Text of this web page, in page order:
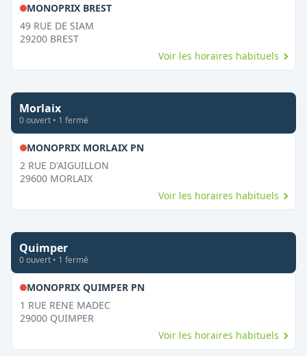
MONOPRIX BREST,
49 RUE DE SIAM
29200 BREST
Voir les horaires habituels
Morlaix
0ouvert • 1 fermé
MONOPRIX MORLAIX PN,
2 RUE D'AIGUILLON
29600 MORLAIX
Voir les horaires habituels
Quimper
0ouvert • 1 fermé
MONOPRIX QUIMPER PN,
1 RUE RENE MADEC
29000 QUIMPER
Voir les horaires habituels